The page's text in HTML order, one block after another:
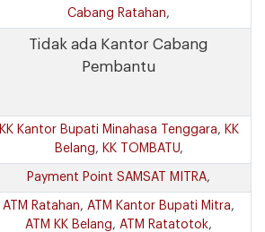
Cabang Ratahan,
Tidak ada Kantor Cabang
Pembantu
KK Kantor Bupati Minahasa Tenggara, KK
Belang, KK TOMBATU,
Payment Point SAMSAT MITRA,
ATM Ratahan, ATM Kantor Bupati Mitra,
ATM KK Belang, ATM Ratatotok,